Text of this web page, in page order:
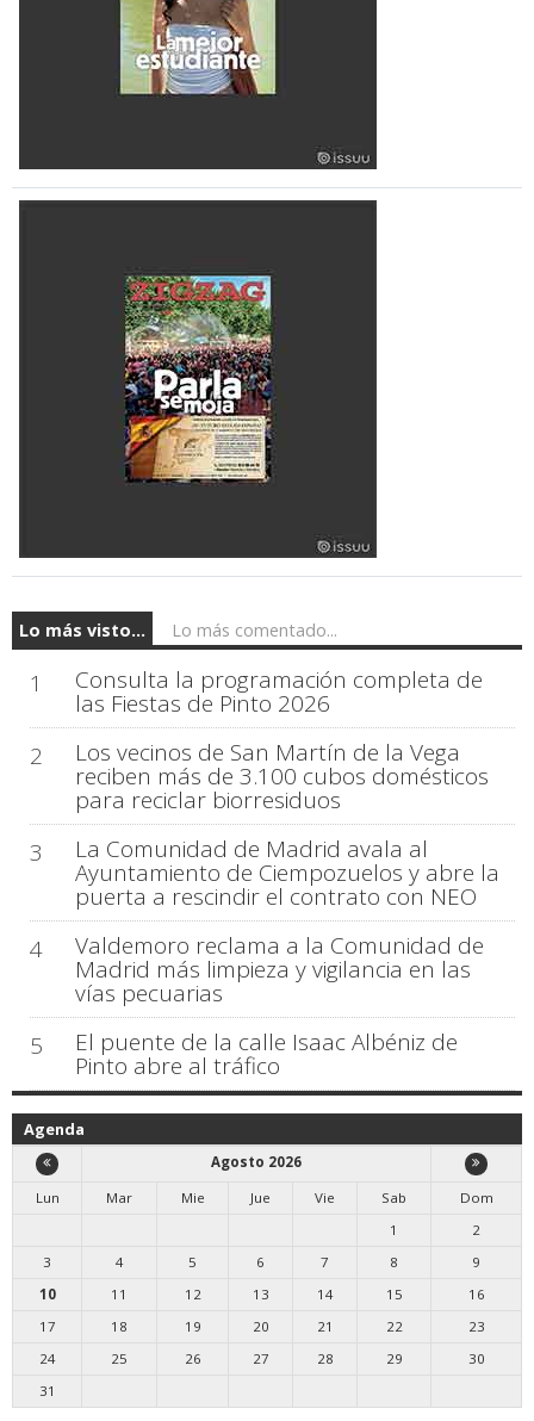
Lo más visto... Lo más comentado...
1 Consulta la programación completa de
las Fiestas de Pinto 2026
2
Los vecinos de San Martín de la Vega
reciben más de 3.100 cubos domésticos
para reciclar biorresiduos
3
La Comunidad de Madrid avala al
Ayuntamiento de Ciempozuelos y abre la
puerta a rescindir el contrato con NEO
4
Valdemoro reclama a la Comunidad de
Madrid más limpieza y vigilancia en las
vías pecuarias
5
El puente de la calle Isaac Albéniz de
Pinto abre al tráfico
Agenda
Agosto 2026
Lun
Mar Mie Jue Vie Sab
Dom
1
2
3
4 5 6 7 8
9
10
11 12 13 14 15
16
17
18 19 20 21 22
23
24
25 26 27 28 29
30
31